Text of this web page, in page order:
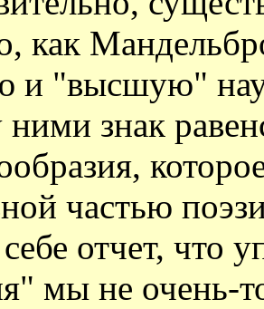
как
и "высшую"
знак
частью
отчет, что
мы не очень-